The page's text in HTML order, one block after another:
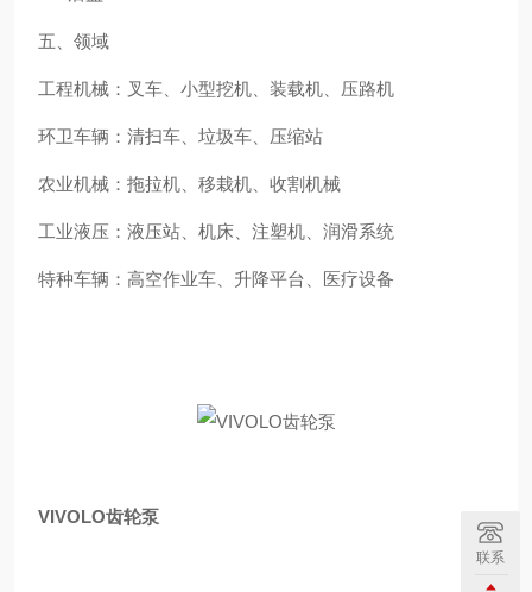
五、领域
工程机械：叉车、小型挖机、装载机、压路机
环卫车辆：清扫车、垃圾车、压缩站
农业机械：拖拉机、移栽机、收割机械
工业液压：液压站、机床、注塑机、润滑系统
特种车辆：高空作业车、升降平台、医疗设备
VIVOLO齿轮泵
联系